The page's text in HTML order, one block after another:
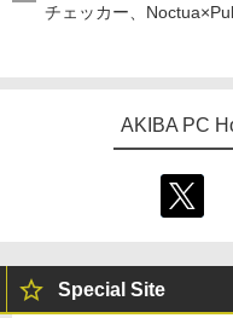
チェッカー、
AKIBA PC
Special Site